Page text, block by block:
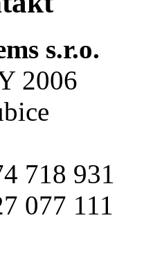
s.r.o.
2006
718 931
077 111